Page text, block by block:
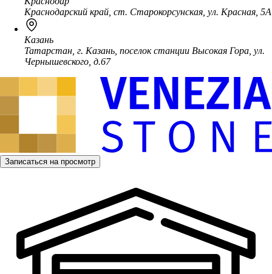
Краснодарский край, ст. Старокорсунская, ул. Красная, 5А
Казань
Татарстан, г. Казань, поселок станции Высокая Гора, ул.
Чернышевского, д.67
Записаться на просмотр